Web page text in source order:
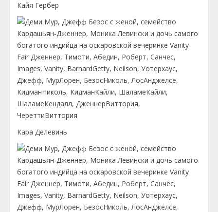
Кайя Гербер
Кара Делевинь